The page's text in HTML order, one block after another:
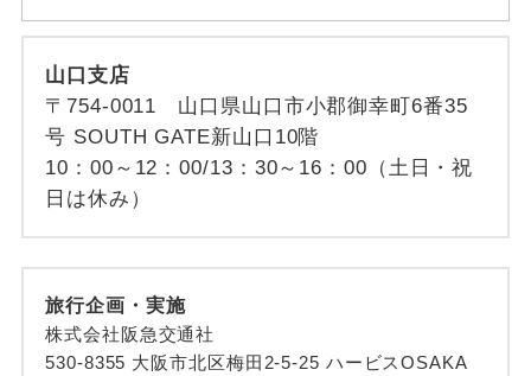
山口支店
〒754-0011 山口県山口市小郡御幸町6番35
号 SOUTH GATE新山口10階
10：00～12：00/13：30～16：00（土日・祝
日は休み）
旅行企画・実施
株式会社阪急交通社
530-8355 大阪市北区梅田2-5-25 ハービスOSAKA